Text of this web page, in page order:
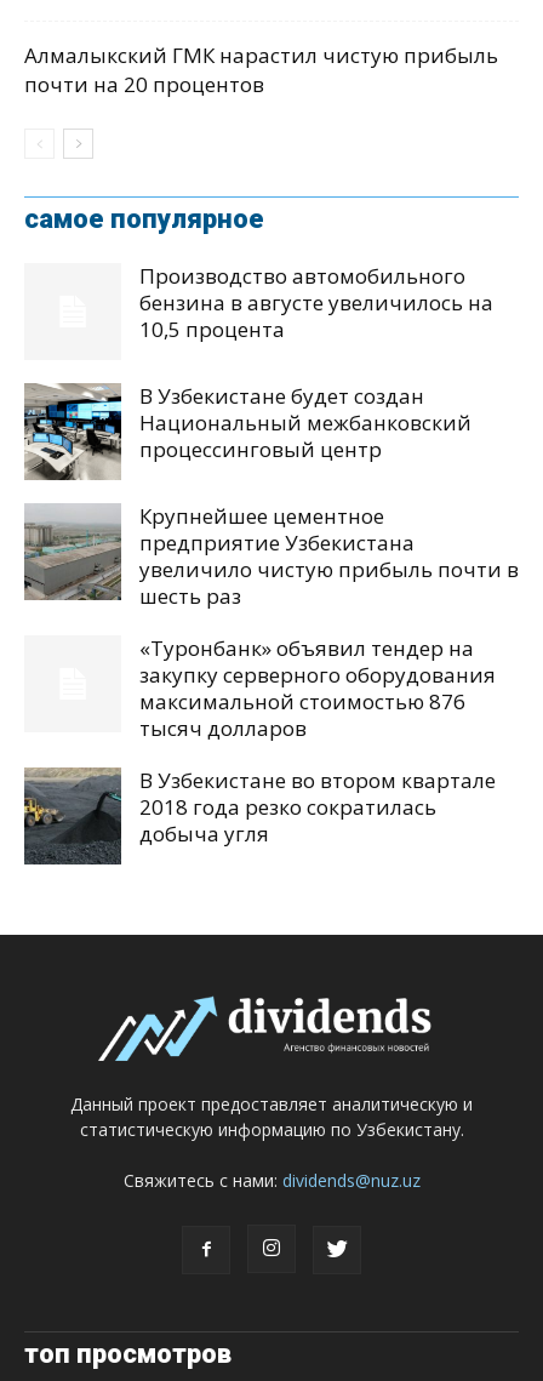
Алмалыкский ГМК нарастил чистую прибыль
почти на 20 процентов
самое популярное
Производство автомобильного
бензина в августе увеличилось на
10,5 процента
В Узбекистане будет создан
Национальный межбанковский
процессинговый центр
Крупнейшее цементное
предприятие Узбекистана
увеличило чистую прибыль почти в
шесть раз
«Туронбанк» объявил тендер на
закупку серверного оборудования
максимальной стоимостью 876
тысяч долларов
В Узбекистане во втором квартале
2018 года резко сократилась
добыча угля
Данный проект предоставляет аналитическую и
статистическую информацию по Узбекистану.
Свяжитесь с нами: dividends@nuz.uz
топ просмотров